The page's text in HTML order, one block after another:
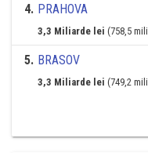
4. PRAHOVA
3,3 Miliarde lei (758,5
5. BRASOV
3,3 Miliarde lei (749,2